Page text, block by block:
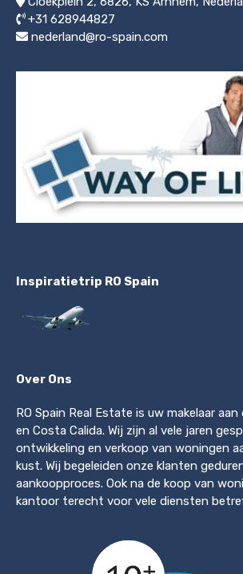
+31 628944827
nederland@ro-spain.com
Inspiratietrip RO Spain
Over Ons
RO Spain Real Estate is uw makelaar
en Costa Calida. Wij zijn al vele jaren
ontwikkeling en verkoop van woningen
kust. Wij begeleiden onze klanten
aankoopproces. Ook na de koop van
kantoor terecht voor vele diensten